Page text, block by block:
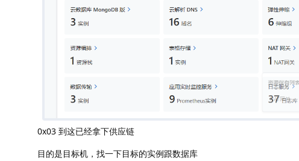
0x03 到这已经拿下供应链
目的是目标机，找一下目标的实例跟数据库